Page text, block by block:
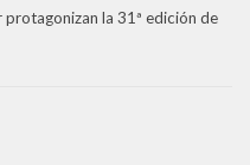
la 31ª edición de